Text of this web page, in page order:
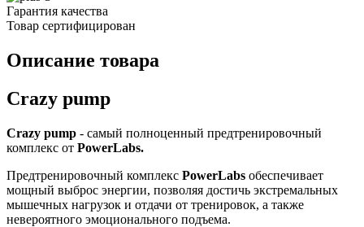
Гарантия качества
Товар сертифицирован
Описание товара
Crazy pump
Crazy pump - самый полноценный предтренировочный
комплекс от PowerLabs.
Предтренировочный комплекс PowerLabs обеспечивает
мощный выброс энергии, позволяя достичь экстремальных
мышечных нагрузок и отдачи от тренировок, а также
невероятного эмоционального подъема.